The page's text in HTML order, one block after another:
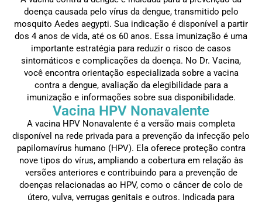
doença causada pelo vírus da dengue, transmitido pelo
mosquito Aedes aegypti. Sua indicação é disponível a partir
dos 4 anos de vida, até os 60 anos. Essa imunização é uma
importante estratégia para reduzir o risco de casos
sintomáticos e complicações da doença. No Dr. Vacina,
você encontra orientação especializada sobre a vacina
contra a dengue, avaliação da elegibilidade para a
imunização e informações sobre sua disponibilidade.
Vacina HPV Nonavalente
A vacina HPV Nonavalente é a versão mais completa
disponível na rede privada para a prevenção da infecção pelo
papilomavírus humano (HPV). Ela oferece proteção contra
nove tipos do vírus, ampliando a cobertura em relação às
versões anteriores e contribuindo para a prevenção de
doenças relacionadas ao HPV, como o câncer de colo de
útero, vulva, verrugas genitais e outros. Indicada para